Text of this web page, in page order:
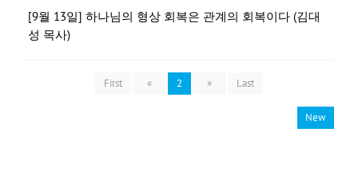
[9월 13일] 하나님의 형상 회복은 관계의 회복이다 (김대
성 목사)
First « 2 » Last
New